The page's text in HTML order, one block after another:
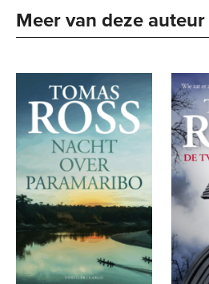
Meer van deze auteur